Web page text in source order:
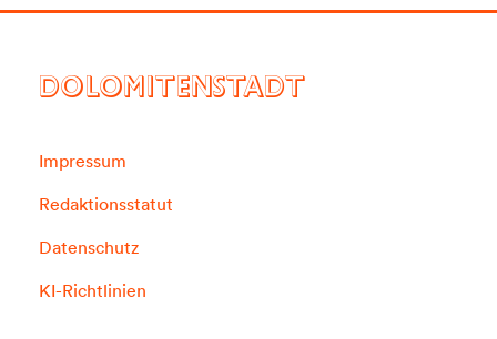
DOLOMITENSTADT
Impressum
Redaktionsstatut
Datenschutz
KI-Richtlinien